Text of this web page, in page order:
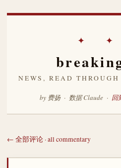
✦ ✦
NEWS, READ
by 费扬 · 数据 Claude · 回
← 全部评论 · all commentary